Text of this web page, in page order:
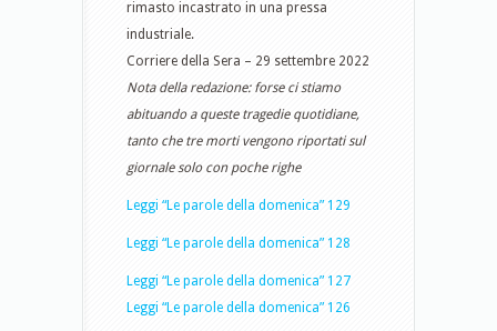
rimasto incastrato in una pressa
industriale.
Corriere della Sera – 29 settembre 2022
Nota della redazione: forse ci stiamo
abituando a queste tragedie quotidiane,
tanto che tre morti vengono riportati sul
giornale solo con poche righe
Leggi “Le parole della domenica” 129
Leggi “Le parole della domenica” 128
Leggi “Le parole della domenica” 127
Leggi “Le parole della domenica” 126